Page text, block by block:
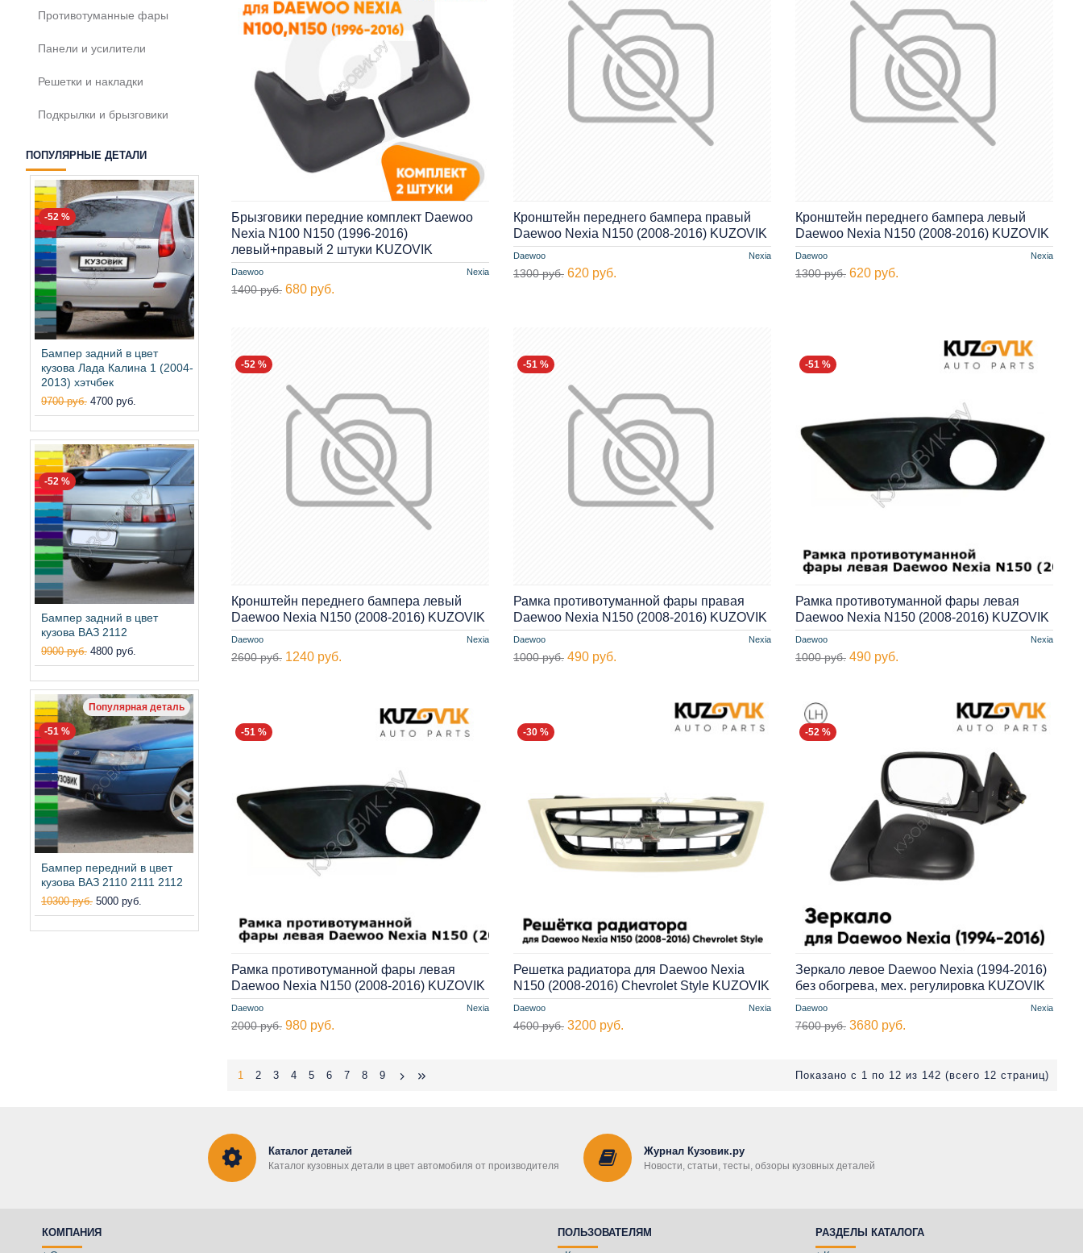
Противотуманные фары
Панели и усилители
Решетки и накладки
Подкрылки и брызговики
ПОПУЛЯРНЫЕ ДЕТАЛИ
-52 %
Бампер задний в цвет
кузова Лада Калина 1 (2004-
2013) хэтчбек
9700 руб. 4700 руб.
-52 %
Бампер задний в цвет
кузова ВАЗ 2112
9900 руб. 4800 руб.
Популярная деталь
-51 %
Бампер передний в цвет
кузова ВАЗ 2110 2111 2112
10300 руб. 5000 руб.
Daewoo Nexia
Брызговики передние комплект Daewoo
Nexia N100 N150 (1996-2016)
левый+правый 2 штуки KUZOVIK
1400 руб. 680 руб.
Daewoo Nexia
Кронштейн переднего бампера правый
Daewoo Nexia N150 (2008-2016) KUZOVIK
1300 руб. 620 руб.
Daewoo Nexia
Кронштейн переднего бампера левый
Daewoo Nexia N150 (2008-2016) KUZOVIK
1300 руб. 620 руб.
-52 %
Daewoo Nexia
Кронштейн переднего бампера левый
Daewoo Nexia N150 (2008-2016) KUZOVIK
2600 руб. 1240 руб.
-51 %
Daewoo Nexia
Рамка противотуманной фары правая
Daewoo Nexia N150 (2008-2016) KUZOVIK
1000 руб. 490 руб.
-51 %
Daewoo Nexia
Рамка противотуманной фары левая
Daewoo Nexia N150 (2008-2016) KUZOVIK
1000 руб. 490 руб.
-51 %
Daewoo Nexia
Рамка противотуманной фары левая
Daewoo Nexia N150 (2008-2016) KUZOVIK
2000 руб. 980 руб.
-30 %
Daewoo Nexia
Решетка радиатора для Daewoo Nexia
N150 (2008-2016) Chevrolet Style KUZOVIK
4600 руб. 3200 руб.
-52 %
Daewoo Nexia
Зеркало левое Daewoo Nexia (1994-2016)
без обогрева, мех. регулировка KUZOVIK
7600 руб. 3680 руб.
1 2 3 4 5 6 7 8 9 Показано с 1 по 12 из 142 (всего 12 страниц)
Каталог деталей
Каталог кузовных детали в цвет автомобиля от производителя
Журнал Кузовик.ру
Новости, статьи, тесты, обзоры кузовных деталей
КОМПАНИЯ
ПОЛЬЗОВАТЕЛЯМ
РАЗДЕЛЫ КАТАЛОГА